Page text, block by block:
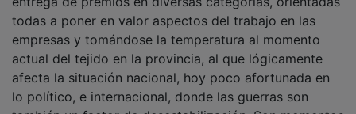
todas a poner en valor aspectos del trabajo en las
empresas y tomándose la temperatura al momento
actual del tejido en la provincia, al que lógicamente
afecta la situación nacional, hoy poco afortunada en
lo político, e internacional, donde las guerras son
también un factor de desestabilización. Son momentos